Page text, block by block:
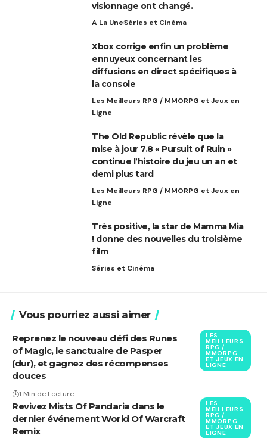
visionnage ont changé.
A La UneSéries et Cinéma
Xbox corrige enfin un problème
ennuyeux concernant les
diffusions en direct spécifiques à
la console
Les Meilleurs RPG / MMORPG et Jeux en
Ligne
The Old Republic révèle que la
mise à jour 7.8 « Pursuit of Ruin »
continue l’histoire du jeu un an et
demi plus tard
Les Meilleurs RPG / MMORPG et Jeux en
Ligne
Très positive, la star de Mamma Mia
! donne des nouvelles du troisième
film
Séries et Cinéma
Vous pourriez aussi aimer
LES
MEILLEURS
RPG /
MMORPG
ET JEUX EN
LIGNE
Reprenez le nouveau défi des Runes
of Magic, le sanctuaire de Pasper
(dur), et gagnez des récompenses
douces
1 Min de Lecture
LES
MEILLEURS
RPG /
MMORPG
ET JEUX EN
LIGNE
Revivez Mists Of Pandaria dans le
dernier événement World Of Warcraft
Remix